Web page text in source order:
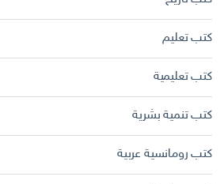
كتب تعليم
كتب تعليمية
كتب تنمية بشرية
كتب رومانسية عربية